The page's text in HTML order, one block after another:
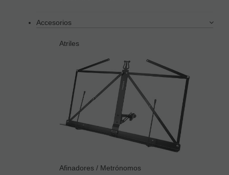
Accesorios
Atriles
Afinadores / Metrónomos